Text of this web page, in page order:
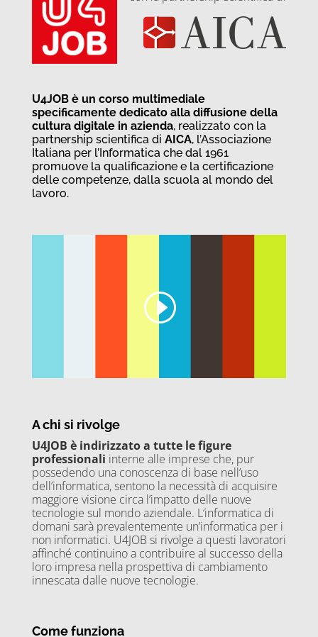
U4JOB è un corso multimediale
specificamente dedicato alla diffusione della
cultura digitale in azienda, realizzato con la
partnership scientifica di AICA, l’Associazione
Italiana per l’Informatica che dal 1961
promuove la qualificazione e la certificazione
delle competenze, dalla scuola al mondo del
lavoro.
A chi si rivolge
U4JOB è indirizzato a tutte le figure
professionali interne alle imprese che, pur
possedendo una conoscenza di base nell’uso
dell’informatica, sentono la necessità di acquisire
maggiore visione circa l’impatto delle nuove
tecnologie sul mondo aziendale. L’informatica di
domani sarà prevalentemente un’informatica per i
non informatici. U4JOB si rivolge a questi lavoratori
affinché continuino a contribuire al successo della
loro impresa nella prospettiva di cambiamento
innescata dalle nuove tecnologie.
Come funziona